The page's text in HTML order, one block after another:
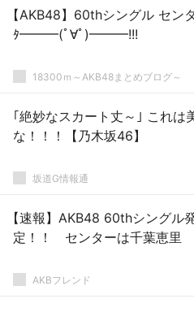
【AKB48】60thシングル セン
ﾀ━━━(ﾟ∀ﾟ)━━━!!!
18300ｍ～AKB48まとめブログ～
｢絶妙なスカート丈～｣ これは
な！！！【乃木坂46】
坂道G情報通
【速報】AKB48 60thシングル
定！！ センターは千葉恵里
AKBフレンド